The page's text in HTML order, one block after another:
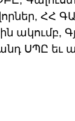
ՀՀ
ակումբ,
ՍՊԸ եւ